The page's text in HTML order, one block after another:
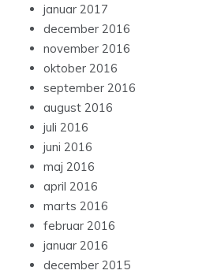
januar 2017
december 2016
november 2016
oktober 2016
september 2016
august 2016
juli 2016
juni 2016
maj 2016
april 2016
marts 2016
februar 2016
januar 2016
december 2015